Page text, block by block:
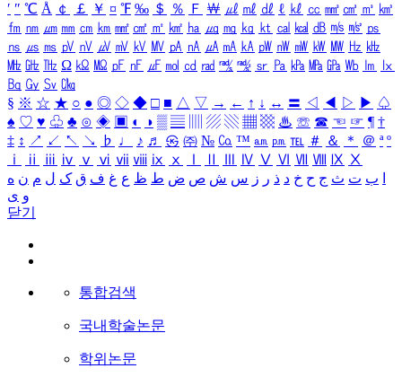
′ ″ ℃ Å ￠ ￡ ￥ ¤ ℉ ‰ ＄ ％ Ｆ ￦ ㎕ ㎖ ㎗ ℓ ㎘ ㏄ ㎣ ㎤ ㎥ ㎦
㎙ ㎚ ㎛ ㎜ ㎝ ㎞ ㎟ ㎠ ㎡ ㎢ ㏊ ㎍ ㎎ ㎏ ㏏ ㎈ ㎉ ㏈ ㎧ ㎨ ㎰
㎱ ㎲ ㎳ ㎴ ㎵ ㎶ ㎷ ㎸ ㎹ ㎀ ㎁ ㎂ ㎃ ㎄ ㎺ ㎻ ㎽ ㎾ ㎿ ㎐ ㎑
㎒ ㎓ ㎔ Ω ㏀ ㏁ ㎊ ㎋ ㎌ ㏖ ㏅ ㎭ ㎮ ㎯ ㏛ ㎩ ㎪ ㎫ ㎬ ㏝ ㏐
㏓
㏃ ㏉ ㏜ ㏆
§ ※ ☆ ★ ○ ● ◎ ◇ ◆ □ ■ △ ▽ → ← ↑ ↓ ↔ 〓 ◁ ◀ ▷ ▶ ♤
♠ ♡ ♥ ♧ ♣ ⊙ ◈ ▣ ◐ ◑ ▒ ▤ ▨ ▧ ▦ ▩ ♨ ☏ ☎ ☜ ☞ ¶ †
‡ ↕ ↗ ↙ ↖ ↘ ♭ ♩ ♪ ♬ ㉿ ㈜ № ㏇ ™ ㏂ ㏘ ℡ ＃ ＆ ＊ ＠ ª º
ⅰ
ⅱ ⅲ ⅳ ⅴ ⅵ ⅶ ⅷ ⅸ ⅹ Ⅳ Ⅴ Ⅵ Ⅶ Ⅷ Ⅸ Ⅹ
ب ت ث ج ح خ د ذ ر ز س ش ص ض ط ظ ع غ ف ق ک ل م ن ه
و ی
닫기
통합검색
국내학술논문
학위논문